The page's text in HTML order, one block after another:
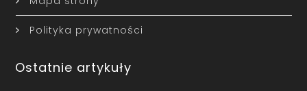
Polityka prywatności
Ostatnie artykuły